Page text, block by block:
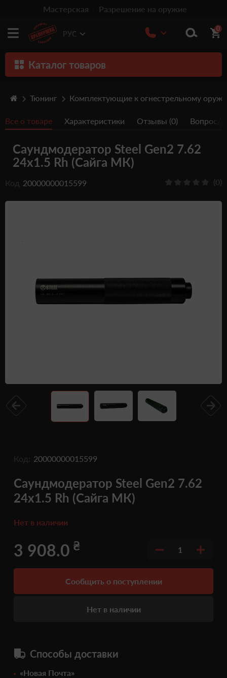
Мастерская Разрешение на оружие
РУС
0
Каталог товаров
Травматическое оружие
Пистолеты
Оптика
Тюнинг
Подарочные Сертификати
Тюнинг Комплектующие к огнестрельному
Все о товаре Характеристики Отзывы (0) Вопрос/
Саундмодератор Steel Gen2 7.62
24x1.5 Rh (Сайга МК)
Код 20000000015599 (0)
Код: 20000000015599
Саундмодератор Steel Gen2 7.62
24x1.5 Rh (Сайга МК)
Нет в наличии
3 908.0 ₴ 1
Сообщить о поступлении
Нет в наличии
Способы доставки
«Новая Почта»